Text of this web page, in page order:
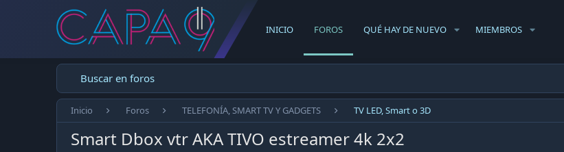
INICIO FOROS QUÉ HAY DE NUEVO MIEMBROS
Buscar en foros
Inicio Foros TELEFONÍA, SMART TV Y GADGETS TV LED, Smart o 3D
Smart Dbox vtr AKA TIVO estreamer 4k 2x2